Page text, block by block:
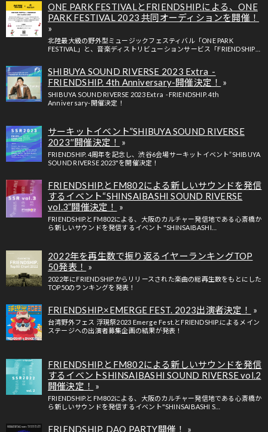
ONE PARK FESTIVALとFRIENDSHIP.による、ONE
PARK FESTIVAL 2023 共同オーディションを開催！
北陸最大級の野外型ミュージックフェスティバル「ONE PARK
FESTIVAL」と、音楽ディストリビューションサービス「FRIENDSHIP…
SHIBUYA SOUND RIVERSE 2023 Extra -
FRIENDSHIP. 4th Anniversary-開催決定！
SHIBUYA SOUND RIVERSE 2023 Extra -FRIENDSHIP. 4th
Anniversary-開催決定！
サーキットイベント”SHIBUYA SOUND RIVERSE
2023″開催決定！
FRIENDSHIP. 4周年を記念し、渋谷6会場サーキットイベント”SHIBUYA
SOUND RIVERSE 2023"を開催決定！
FRIENDSHIP.とFM802による新しいサウンドを発信
するイベント“SHINSAIBASHI SOUND RIVERSE
vol.3”開催決定！
FRIENDSHIP.とFM802による、大阪のカルチャー発信地である心斎橋か
ら新しいサウンドを発信するイベント "SHINSAIBASHI…
2022年を再生数で振り返るイヤーランキングTOP
50発表！
2022年にFRIENDSHIP.からリリースされた楽曲の総再生数をもとにした
TOP50のランキングを発表！
FRIENDSHIP.×EMERGE FEST. 2023出演者決定！
台湾野外フェス 浮現祭2023 Emerge Fest.とFRIENDSHIP.によるメイン
ステージへの出演者募集企画の結果が発表！
FRIENDSHIP.とFM802による新しいサウンドを発信
するイベントSHINSAIBASHI SOUND RIVERSE vol.2
開催決定！
FRIENDSHIP.とFM802による、大阪のカルチャー発信地である心斎橋か
ら新しいサウンドを発信するイベント"SHINSAIBASHI S…
FRIENDSHIP. DAO PARTY開催！